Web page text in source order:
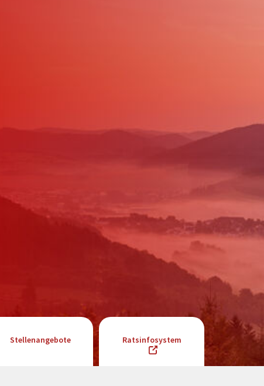
Stellenangebote Ratsinfosystem